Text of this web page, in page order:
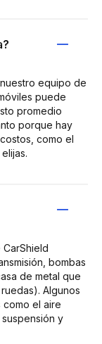
equipo de
puede
promedio
porque hay
como el
bombas
de metal que
Algunos
como el aire
y